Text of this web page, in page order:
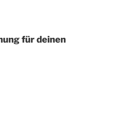
für deinen